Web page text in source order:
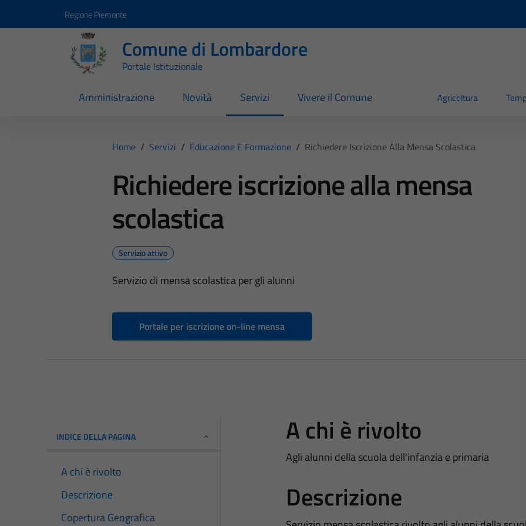
Regione Piemonte
Comune di Lombardore
Portale Istituzionale
Amministrazione Novità Servizi Vivere il Comune Agricoltura
Home / Servizi / Educazione E Formazione / Richiedere Iscrizione Alla Mensa Scolastica
Richiedere iscrizione alla mensa
scolastica
Servizio attivo
Servizio di mensa scolastica per gli alunni
Portale per iscrizione on-line mensa
INDICE DELLA PAGINA
A chi è rivolto
Descrizione
Copertura Geografica
A chi è rivolto
Agli alunni della scuola dell'infanzia e primaria
Descrizione